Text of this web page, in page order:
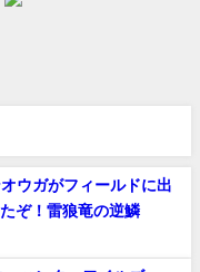
ウガがフィールドに出
ぞ！雷狼竜の逆鱗